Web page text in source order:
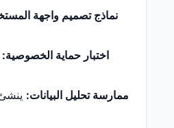
نماذج تصميم واجهة
اختبار حماية الخصوصية:
ممارسة تحليل البيانات: